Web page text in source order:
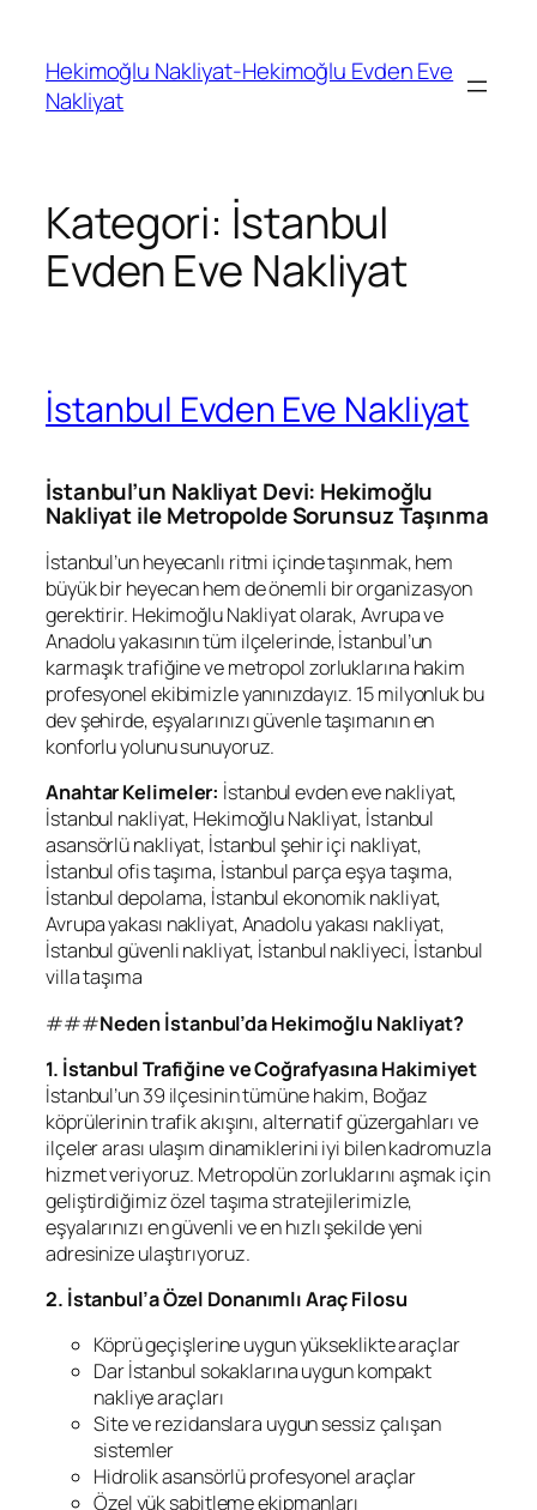
Hekimoğlu Nakliyat-Hekimoğlu Evden Eve
Nakliyat
Kategori: İstanbul
Evden Eve Nakliyat
İstanbul Evden Eve Nakliyat
İstanbul’un Nakliyat Devi: Hekimoğlu
Nakliyat ile Metropolde Sorunsuz Taşınma
İstanbul’un heyecanlı ritmi içinde taşınmak, hem
büyük bir heyecan hem de önemli bir organizasyon
gerektirir. Hekimoğlu Nakliyat olarak, Avrupa ve
Anadolu yakasının tüm ilçelerinde, İstanbul’un
karmaşık trafiğine ve metropol zorluklarına hakim
profesyonel ekibimizle yanınızdayız. 15 milyonluk bu
dev şehirde, eşyalarınızı güvenle taşımanın en
konforlu yolunu sunuyoruz.
Anahtar Kelimeler: İstanbul evden eve nakliyat,
İstanbul nakliyat, Hekimoğlu Nakliyat, İstanbul
asansörlü nakliyat, İstanbul şehir içi nakliyat,
İstanbul ofis taşıma, İstanbul parça eşya taşıma,
İstanbul depolama, İstanbul ekonomik nakliyat,
Avrupa yakası nakliyat, Anadolu yakası nakliyat,
İstanbul güvenli nakliyat, İstanbul nakliyeci, İstanbul
villa taşıma
###Neden İstanbul’da Hekimoğlu Nakliyat?
1. İstanbul Trafiğine ve Coğrafyasına Hakimiyet
İstanbul’un 39 ilçesinin tümüne hakim, Boğaz
köprülerinin trafik akışını, alternatif güzergahları ve
ilçeler arası ulaşım dinamiklerini iyi bilen kadromuzla
hizmet veriyoruz. Metropolün zorluklarını aşmak için
geliştirdiğimiz özel taşıma stratejilerimizle,
eşyalarınızı en güvenli ve en hızlı şekilde yeni
adresinize ulaştırıyoruz.
2. İstanbul’a Özel Donanımlı Araç Filosu
Köprü geçişlerine uygun yükseklikte araçlar
Dar İstanbul sokaklarına uygun kompakt
nakliye araçları
Site ve rezidanslara uygun sessiz çalışan
sistemler
Hidrolik asansörlü profesyonel araçlar
Özel yük sabitleme ekipmanları